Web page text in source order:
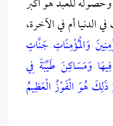
الدنيا أم في الآخرة،
وَالْمُؤْمِنَاتِ جَنَّاتٍ
وَمَسَاكِنَ طَيِّبَةً فِي
هُوَ الْفَوْزُ الْعَظِيمُ